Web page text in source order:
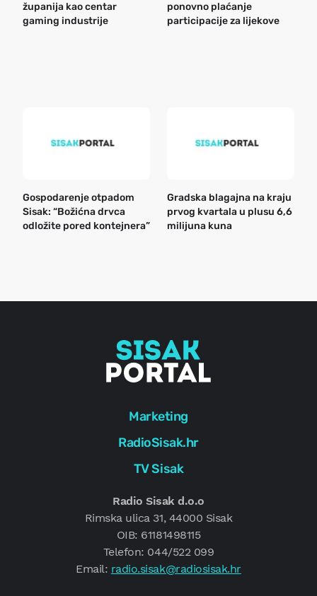
županija kao centar
gaming industrije
ponovno plaćanje
participacije za lijekove
Gospodarenje otpadom
Sisak: “Božićna drvca
odložite pored kontejnera”
Gradska blagajna na kraju
prvog kvartala u plusu 6,6
milijuna kuna
Marketing
RadioSisak.hr
TV Sisak
Radio Sisak d.o.o
Rimska ulica 31, 44000 Sisak
OIB: 61181498115
Telefon: 044/522 099
Email: radio.sisak@radiosisak.hr